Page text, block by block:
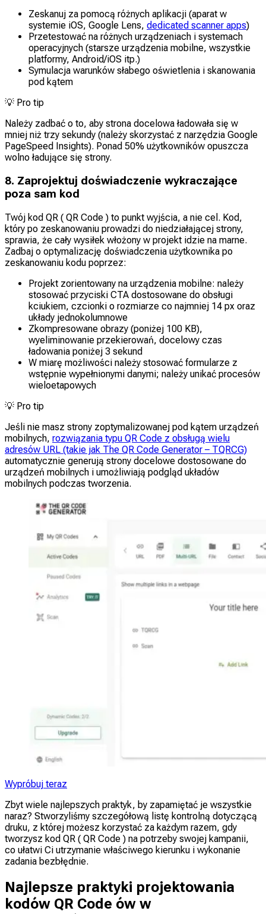
Zeskanuj za pomocą różnych aplikacji (aparat w
systemie iOS, Google Lens, dedicated scanner apps)
Przetestować na różnych urządzeniach i systemach
operacyjnych (starsze urządzenia mobilne, wszystkie
platformy, Android/iOS itp.)
Symulacja warunków słabego oświetlenia i skanowania
pod kątem
💡 Pro tip
Należy zadbać o to, aby strona docelowa ładowała się w
mniej niż trzy sekundy (należy skorzystać z narzędzia Google
PageSpeed Insights). Ponad 50% użytkowników opuszcza
wolno ładujące się strony.
8. Zaprojektuj doświadczenie wykraczające
poza sam kod
Twój kod QR ( QR Code ) to punkt wyjścia, a nie cel. Kod,
który po zeskanowaniu prowadzi do niedziałającej strony,
sprawia, że cały wysiłek włożony w projekt idzie na marne.
Zadbaj o optymalizację doświadczenia użytkownika po
zeskanowaniu kodu poprzez:
Projekt zorientowany na urządzenia mobilne: należy
stosować przyciski CTA dostosowane do obsługi
kciukiem, czcionki o rozmiarze co najmniej 14 px oraz
układy jednokolumnowe
Zkompresowane obrazy (poniżej 100 KB),
wyeliminowanie przekierowań, docelowy czas
ładowania poniżej 3 sekund
W miarę możliwości należy stosować formularze z
wstępnie wypełnionymi danymi; należy unikać procesów
wieloetapowych
💡 Pro tip
Jeśli nie masz strony zoptymalizowanej pod kątem urządzeń
mobilnych, rozwiązania typu QR Code z obsługą wielu
adresów URL (takie jak The QR Code Generator – TQRCG)
automatycznie generują strony docelowe dostosowane do
urządzeń mobilnych i umożliwiają podgląd układów
mobilnych podczas tworzenia.
Wypróbuj teraz
Zbyt wiele najlepszych praktyk, by zapamiętać je wszystkie
naraz? Stworzyliśmy szczegółową listę kontrolną dotyczącą
druku, z której możesz korzystać za każdym razem, gdy
tworzysz kod QR ( QR Code ) na potrzeby swojej kampanii,
co ułatwi Ci utrzymanie właściwego kierunku i wykonanie
zadania bezbłędnie.
Najlepsze praktyki projektowania
kodów QR Code ów w